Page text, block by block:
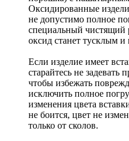
Оксидированные
не допустимо полное
специальный чистящий
оксид станет тусклым и
Если изделие имеет
старайтесь не задевать
чтобы избежать
исключить полное
изменения цвета
не боится, цвет не
только от сколов.